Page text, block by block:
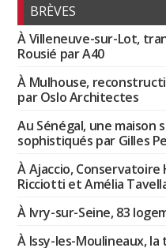
BRÈVES
À Villeneuve-sur-Lot,
Rousié par A40
À Mulhouse,
par Oslo Architectes
Au Sénégal, une maison
sophistiqués par Gilles
À Ajaccio, Conservatoire
Ricciotti et Amélia
À Ivry-sur-Seine, 83
À Issy-les-Moulineaux,